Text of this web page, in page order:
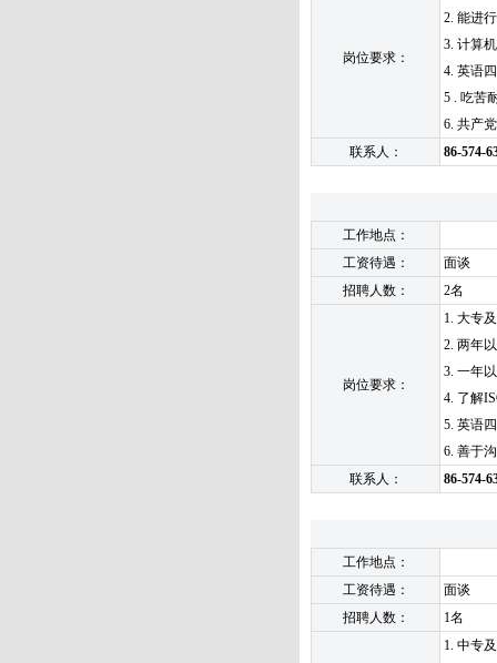
岗位要求：
2. 能进
3. 计算
4. 英语
5 . 吃苦
6. 共产
联系人：
86-574-
工作地点：
工资待遇：
面谈
招聘人数：
2名
岗位要求：
1. 大专
2. 两年
3. 一年
4. 了解
5. 英语
6. 善于
联系人：
86-574-
工作地点：
工资待遇：
面谈
招聘人数：
1名
1. 中专